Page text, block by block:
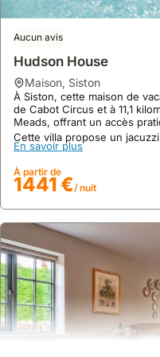
10 2 avis
Cottage ∙ 1 Chambre
cottage,Bushton
À 5,8 kilomètres de
animaux, est niché dans la
des Cotswold Hills.
Cette location de villa offre
avec une capacité d'accueil
internet pour un séjour
En savoir plus
À partir de
73 €
Aucun avis
Hudson House
maison, Siston
À Siston, cette maison de
de Cabot Circus et à 11,1
Meads, offrant un accès
Cette villa propose un
une connexion Wi-Fi gratuite
En savoir plus
À partir de
1441 €/ nuit